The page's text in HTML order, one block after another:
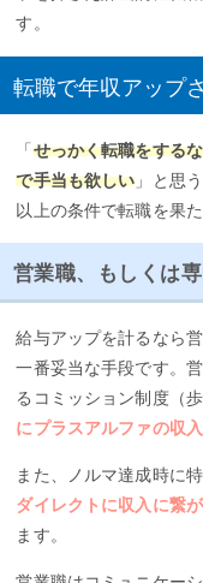
す。
転職で年収アップ
「 せっかく転職をする
で手当も欲しい 」と思
以上の条件で転職を果
営業職、もしくは
給与アップを計るなら
一番妥当な手段です。
るコミッション制度（
にプラスアルファの収
また、ノルマ達成時に
ダイレクトに収入に繋
ます。